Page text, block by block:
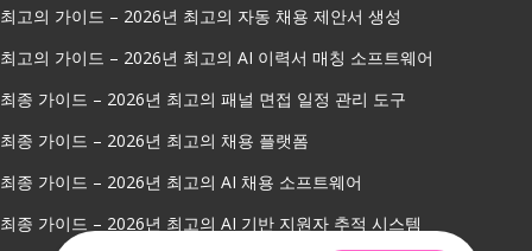
최고의 가이드 – 2026년 최고의 자동 채용 제안서 생성
최고의 가이드 – 2026년 최고의 AI 이력서 매칭 소프트웨어
최종 가이드 – 2026년 최고의 패널 면접 일정 관리 도구
최종 가이드 – 2026년 최고의 채용 플랫폼
최종 가이드 – 2026년 최고의 AI 채용 소프트웨어
최종 가이드 – 2026년 최고의 AI 기반 지원자 추적 시스템